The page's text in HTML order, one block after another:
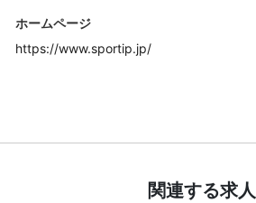
ホームページ
https://www.sportip.jp/
関連する求人